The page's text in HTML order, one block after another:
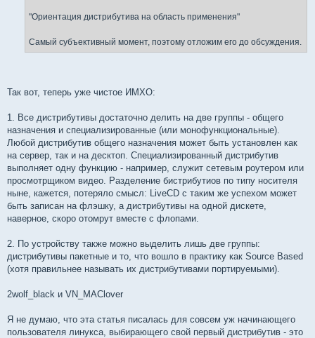
"Ориентация дистрибутива на область применения"
Самый субъективный момент, поэтому отложим его до обсуждения.
Так вот, теперь уже чистое ИМХО:
1. Все дистрибутивы достаточно делить на две группы - общего
назначения и специализированные (или монофункциональные).
Любой дистрибутив общего назначения может быть установлен как
на сервер, так и на десктоп. Специализированный дистрибутив
выполняет одну функцию - например, служит сетевым роутером или
просмотрщиком видео. Разделение бистрибутиов по типу носителя
ныне, кажется, потеряло смысл: LiveCD с таким же успехом может
быть записан на флэшку, а дистрибутивы на одной дискете,
наверное, скоро отомрут вместе с флопами.
2. По устройству также можно выделить лишь две группы:
дистрибутивы пакетные и то, что вошло в практику как Source Based
(хотя правильнее называть их дистрибутивами портируемыми).
2wolf_black и VN_MAClover
Я не думаю, что эта статья писалась для совсем уж начинающего
пользователя линукса, выбирающего свой первый дистрибутив - это